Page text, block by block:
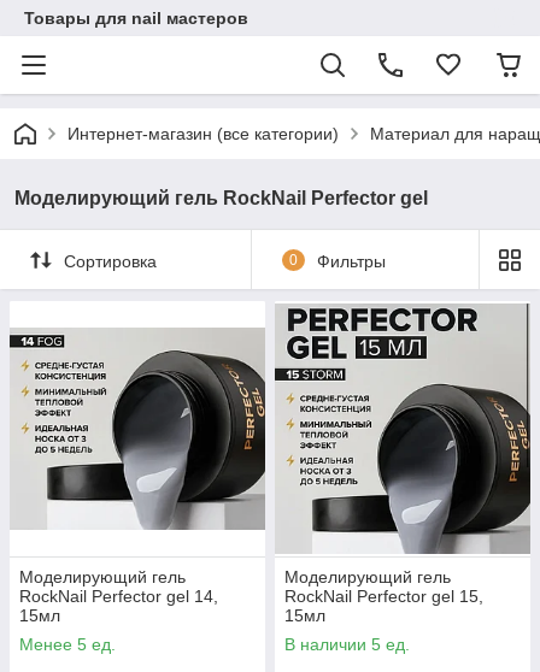
Товары для nail мастеров
Интернет-магазин (все категории) Материал для
Моделирующий гель RockNail Perfector gel
Сортировка 0 Фильтры
Моделирующий гель
RockNail Perfector gel 14,
15мл
Менее 5 ед.
Моделирующий гель
RockNail Perfector gel 15,
15мл
В наличии 5 ед.